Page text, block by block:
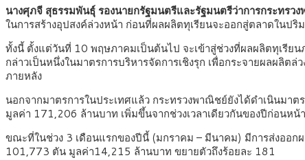
นางศุภจี สุธรรมพันธุ์ รองนายกรัฐมนตรีและรัฐมนตรีว่าการกระทรว
ในการสร้างอุปสงค์ล่วงหน้า ก่อนที่ผลผลิตทุเรียนจะออกสู่ตลาดในป
ทั้งนี้ ตั้งแต่วันที่ 10 พฤษภาคมเป็นต้นไป จะเข้าสู่ช่วงที่ผลผลิตทุเรีย
กล่าวเป็นหนึ่งในมาตรการบริหารจัดการเชิงรุก เพื่อกระจายผลผลิต
ภายหลัง
นอกจากมาตรการในประเทศแล้ว กระทรวงพาณิชย์ยังได้ดำเนินม
มูลค่า 171,206 ล้านบาท เพิ่มขึ้นจากช่วงเวลาเดียวกันของปีก่อนห
ขณะที่ในช่วง 3 เดือนแรกของปีนี้ (มกราคม – มีนาคม) มีการส่งอ
101,773 ตัน มูลค่า14,215 ล้านบาท ขยายตัวถึงร้อยละ 181